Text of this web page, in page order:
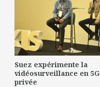
Suez expérimente la
vidéosurveillance en 5G
privée